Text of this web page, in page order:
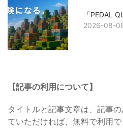
「PEDAL
2026-08-
【記事の利用について】
タイトルと記事文章は、記事
ていただければ、無料で利用で